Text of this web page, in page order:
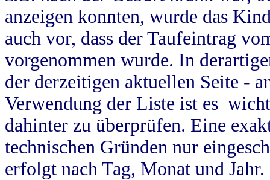
anzeigen konnten, wurde das
auch vor, dass der Taufeintrag
vorgenommen wurde. In
der derzeitigen aktuellen Seite -
Verwendung der Liste ist es
dahinter zu überprüfen. Eine
technischen Gründen nur
erfolgt nach Tag, Monat und Jahr.